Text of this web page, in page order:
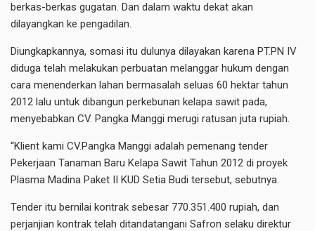
berkas-berkas gugatan. Dan dalam waktu dekat akan
dilayangkan ke pengadilan.
Diungkapkannya, somasi itu dulunya dilayakan karena PT.PN IV
diduga telah melakukan perbuatan melanggar hukum dengan
cara menenderkan lahan bermasalah seluas 60 hektar tahun
2012 lalu untuk dibangun perkebunan kelapa sawit pada,
menyebabkan CV. Pangka Manggi merugi ratusan juta rupiah.
“Klient kami CV.Pangka Manggi adalah pemenang tender
Pekerjaan Tanaman Baru Kelapa Sawit Tahun 2012 di proyek
Plasma Madina Paket II KUD Setia Budi tersebut, sebutnya.
Tender itu bernilai kontrak sebesar 770.351.400 rupiah, dan
perjanjian kontrak telah ditandatangani Safron selaku direktur